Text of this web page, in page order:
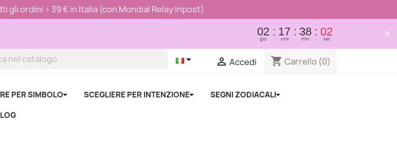
gli ordini > 39 € in Italia (con Mondial Relay Inpost)
02
gio
17
ore
38
min
01
sec ×
  Accedi shopping_cart Carrello (0)
PER SIMBOLO SCEGLIERE PER INTENZIONE
SEGNI ZODIACALI